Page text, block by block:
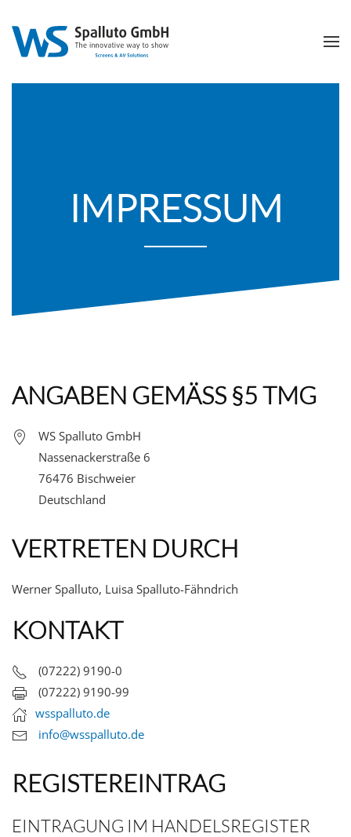
IMPRESSUM
ANGABEN GEMÄSS §5 TMG
WS Spalluto GmbH
Nassenackerstraße 6
76476 Bischweier
Deutschland
VERTRETEN DURCH
Werner Spalluto, Luisa Spalluto-Fähndrich
KONTAKT
(07222) 9190-0
(07222) 9190-99
wsspalluto.de
info@wsspalluto.de
REGISTEREINTRAG
EINTRAGUNG IM HANDELSREGISTER